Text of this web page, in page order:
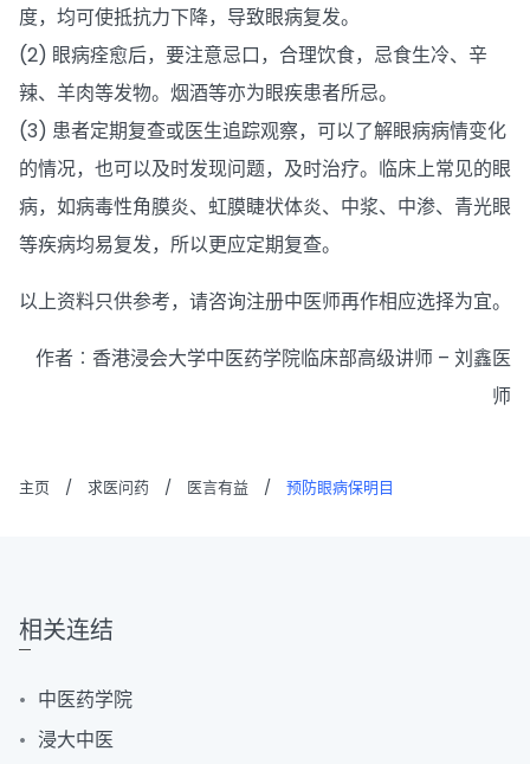
度，均可使抵抗力下降，导致眼病复发。
(2) 眼病痊愈后，要注意忌口，合理饮食，忌食生冷、辛
辣、羊肉等发物。烟酒等亦为眼疾患者所忌。
(3) 患者定期复查或医生追踪观察，可以了解眼病病情变化
的情况，也可以及时发现问题，及时治疗。临床上常见的眼
病，如病毒性角膜炎、虹膜睫状体炎、中浆、中渗、青光眼
等疾病均易复发，所以更应定期复查。
以上资料只供参考，请咨询注册中医师再作相应选择为宜。
作者︰香港浸会大学中医药学院临床部高级讲师 – 刘鑫医
师
主页 / 求医问药 / 医言有益 / 预防眼病保明目
相关连结
中医药学院
浸大中医